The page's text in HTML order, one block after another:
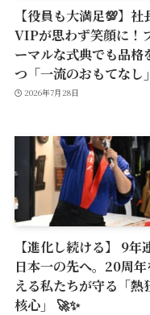
【役員も大満足💯】社
VIPが思わず笑顔に！
ーマルな式典でも品格
つ「一流のおもてなし
2026年7月28日
【進化し続ける】 9年
日本一の先へ。20周
える私たちが守る「熱
核心」 🚀✨